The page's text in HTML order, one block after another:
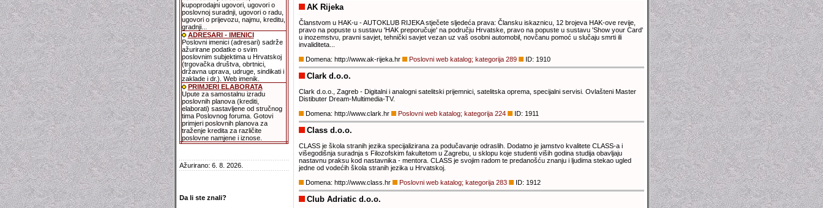
kupoprodajni ugovori, ugovori o
poslovnoj suradnji, ugovori o radu,
ugovori o prijevozu, najmu, kreditu,
gradnji...
ADRESARI - IMENICI
Poslovni imenici (adresari) sadrže
ažurirane podatke o svim
poslovnim subjektima u Hrvatskoj
(trgovačka društva, obrtnici,
državna uprava, udruge, sindikati i
zaklade i dr.). Web imenik.
PRIMJERI ELABORATA
Upute za samostalnu izradu
poslovnih planova (krediti,
elaborati) sastavljene od stručnog
tima Poslovnog foruma. Gotovi
primjeri poslovnih planova za
traženje kredita za različite
poslovne namjene i iznose.
Ažurirano: 6. 8. 2026.
Da li ste znali?
AK Rijeka
Članstvom u HAK-u - AUTOKLUB RIJEKA stječete sljedeća prava: Člansku iskaznicu, 12 brojeva HAK-ove revije,
pravo na popuste u sustavu 'HAK preporučuje' na području Hrvatske, pravo na popuste u sustavu 'Show your Card'
u inozemstvu, pravni savjet, tehnički savjet vezan uz vaš osobni automobil, novčanu pomoć u slučaju smrti ili
invaliditeta...
Domena: http://www.ak-rijeka.hr
Poslovni web katalog; kategorija 289 ID: 1910
Clark d.o.o.
Clark d.o.o., Zagreb - Digitalni i analogni satelitski prijemnici, satelitska oprema, specijalni servisi. Ovlašteni Master
Distibuter Dream-Multimedia-TV.
Domena: http://www.clark.hr
Poslovni web katalog; kategorija 224 ID: 1911
Class d.o.o.
CLASS je škola stranih jezika specijalizirana za podučavanje odraslih. Dodatno je jamstvo kvalitete CLASS-a i
višegodišnja suradnja s Filozofskim fakultetom u Zagrebu, u sklopu koje studenti viših godina studija obavljaju
nastavnu praksu kod nastavnika - mentora. CLASS je svojim radom te predanošću znanju i ljudima stekao ugled
jedne od vodećih škola stranih jezika u Hrvatskoj.
Domena: http://www.class.hr
Poslovni web katalog; kategorija 283 ID: 1912
Club Adriatic d.o.o.